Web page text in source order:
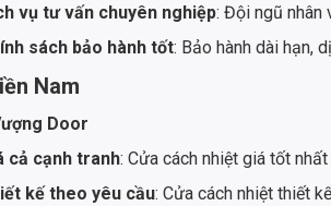
vụ tư vấn chuyên nghiệp: Đội ngũ nhân
sách bảo hành tốt: Bảo hành dài hạn,
Nam
Door
cả cạnh tranh: Cửa cách nhiệt giá tốt
kế theo yêu cầu: Cửa cách nhiệt thiết